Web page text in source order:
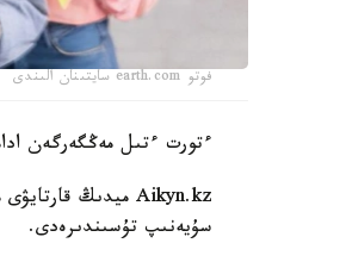
فوتو earth.com سايتىنان الىندى
ءتورت ءتىل مەڭگەرگەن ادامداردىڭ ميى
سۇيەنىپ تۇسىندىرەدى.